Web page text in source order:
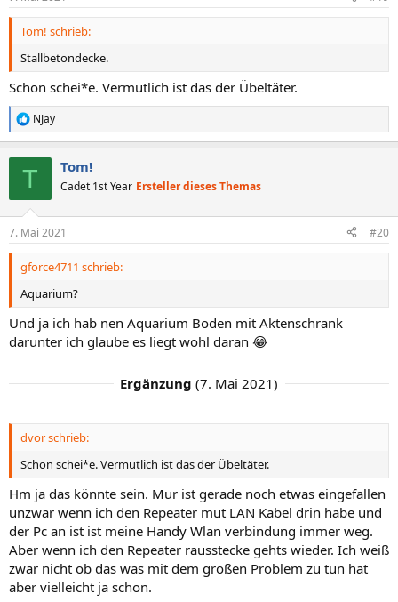
Tom! schrieb:
Stallbetondecke.
Schon schei*e. Vermutlich ist das der Übeltäter.
R
e
e
n
NJay
T Tom!
Cadet 1st Year Ersteller dieses Themas
7. Mai 2021 #20
gforce4711 schrieb:
Aquarium?
Und ja ich hab nen Aquarium Boden mit Aktenschrank
darunter ich glaube es liegt wohl daran 😂
Ergänzung (7. Mai 2021)
dvor schrieb:
Schon schei*e. Vermutlich ist das der Übeltäter.
Hm ja das könnte sein. Mur ist gerade noch etwas eingefallen
unzwar wenn ich den Repeater mut LAN Kabel drin habe und
der Pc an ist ist meine Handy Wlan verbindung immer weg.
Aber wenn ich den Repeater rausstecke gehts wieder. Ich weiß
zwar nicht ob das was mit dem großen Problem zu tun hat
aber vielleicht ja schon.